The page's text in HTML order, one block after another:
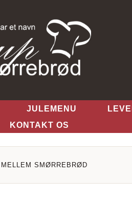
JULEMENU
KONTAKT OS
MELLEM SMØRREBRØD